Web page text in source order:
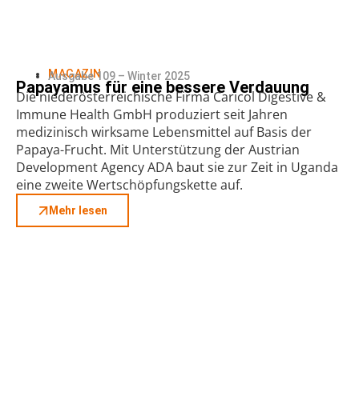
MAGAZIN
Ausgabe 109 – Winter 2025
Papayamus für eine bessere Verdauung
Die niederösterreichische Firma Caricol Digestive &
Immune Health GmbH produziert seit Jahren
medizinisch wirksame Lebensmittel auf Basis der
Papaya-Frucht. Mit Unterstützung der Austrian
Development Agency ADA baut sie zur Zeit in Uganda
eine zweite Wertschöpfungskette auf.
Mehr lesen